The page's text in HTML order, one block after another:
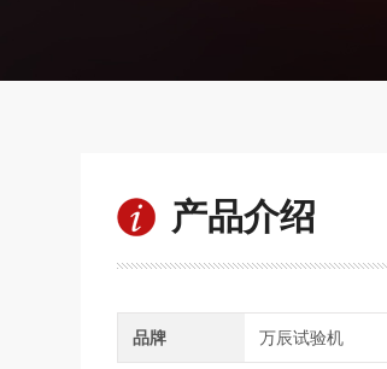
产品介绍
品牌 万辰试验机